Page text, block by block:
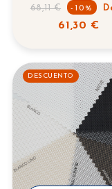
Precio
regular
68,11 € -10%
61,30 €
DESCUENTO